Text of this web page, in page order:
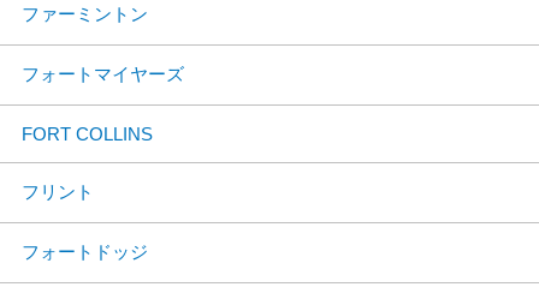
ファーミントン
フォートマイヤーズ
FORT COLLINS
フリント
フォートドッジ